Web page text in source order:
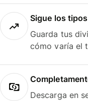
Sigue los
Guarda tus
cómo varía el
Descarga en